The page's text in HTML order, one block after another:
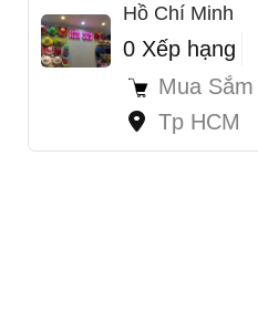
Hồ Chí Minh
0 Xếp hạng
Mua Sắm
Tp HCM